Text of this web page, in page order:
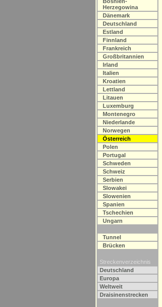
Herzegowina
Dänemark
Deutschland
Estland
Finnland
Frankreich
Großbritannien
Irland
Italien
Kroatien
Lettland
Litauen
Luxemburg
Montenegro
Niederlande
Norwegen
Österreich
Polen
Portugal
Schweden
Schweiz
Serbien
Slowakei
Slowenien
Spanien
Tschechien
Ungarn
Tunnel
Brücken
Streckenverzeichnis
Deutschland
Europa
Weltweit
Draisinenstrecken